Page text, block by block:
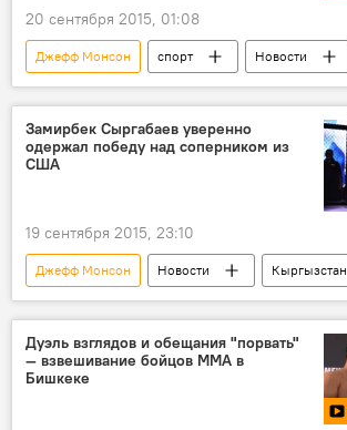
20 сентября 2015, 01:08
Джефф Монсон спорт
Новости
Кыргызстан
видео
Чемпионат MMA JFC
Замирбек Сыргабаев
ММА JFC
Замирбек Сыргабаев уверенно
одержал победу над соперником из
США
19 сентября 2015, 23:10
Джефф Монсон Новости
Кыргызстан
спорт
Чемпионат MMA JFC
Замирбек Сыргабаев
Дуэль взглядов и обещания "порвать"
— взвешивание бойцов MMA в
Бишкеке